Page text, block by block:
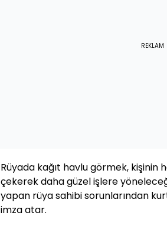
REKLAM
Rüyada kağıt havlu görmek, kişinin
çekerek daha güzel işlere
yapan rüya sahibi sorunlarından
imza atar.